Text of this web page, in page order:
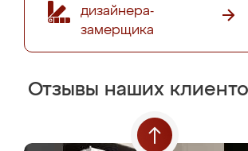
дизайнера-
замерщика
Отзывы наших